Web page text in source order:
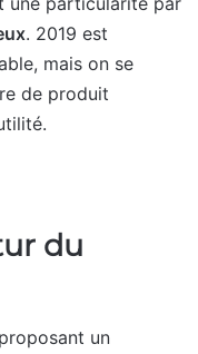
. 2019 est
mais on se
de produit
du
un